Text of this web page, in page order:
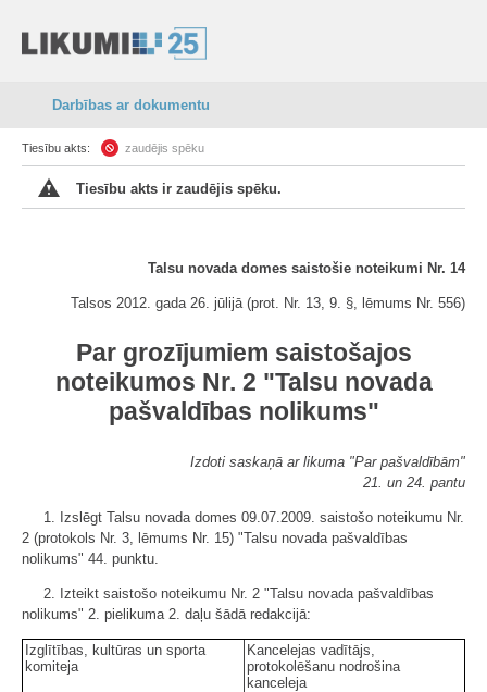
Darbības ar dokumentu
Tiesību akts: zaudējis spēku
Tiesību akts ir zaudējis spēku.
Talsu novada domes saistošie noteikumi Nr. 14
Talsos 2012. gada 26. jūlijā (prot. Nr. 13, 9. §, lēmums Nr. 556)
Par grozījumiem saistošajos
noteikumos Nr. 2 "Talsu novada
pašvaldības nolikums"
Izdoti saskaņā ar likuma "Par pašvaldībām"
21. un 24. pantu
1. Izslēgt Talsu novada domes 09.07.2009. saistošo noteikumu Nr.
2 (protokols Nr. 3, lēmums Nr. 15) "Talsu novada pašvaldības
nolikums" 44. punktu.
2. Izteikt saistošo noteikumu Nr. 2 "Talsu novada pašvaldības
nolikums" 2. pielikuma 2. daļu šādā redakcijā:
Izglītības, kultūras un sporta
komiteja
Kancelejas vadītājs,
protokolēšanu nodrošina
kanceleja